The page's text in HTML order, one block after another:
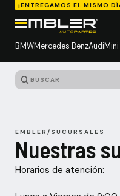
¡ENTREGAMOS EL MISMO
BMWMercedes BenzAudi
EMBLER/ SUCURSALES
Nuestras
Horarios de atención: